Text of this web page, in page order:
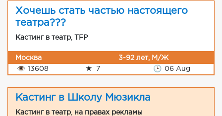
Хочешь стать частью настоящего
театра???
Кастинг в театр TFP
Москва
3-92 лет, М/Ж
👁 13608 ★ 7 🕒 06 Aug
Кастинг в Школу Мюзикла
Кастинг в театр на правах рекламы